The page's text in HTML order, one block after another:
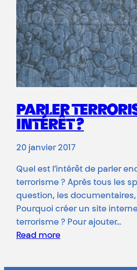
PARLER
INTÉRÊT ?
20 janvier 2017
Quel est l’intérêt de parler
terrorisme ? Après tous les
question, les documentaires,
Pourquoi créer un site
terrorisme ? Pour ajouter…
Read more